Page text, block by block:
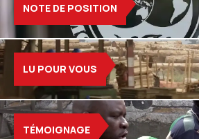
NOTE DE POSITION
LU POUR VOUS
TÉMOIGNAGE